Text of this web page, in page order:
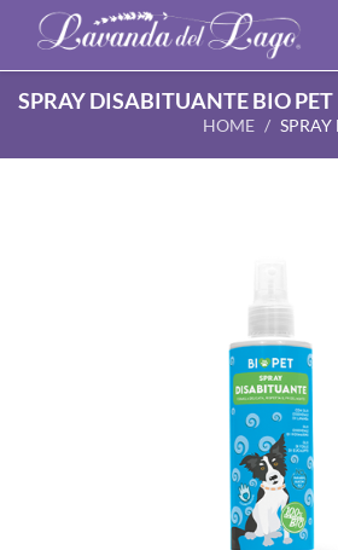
SPRAY DISABITUANTE BIO PET
HOME